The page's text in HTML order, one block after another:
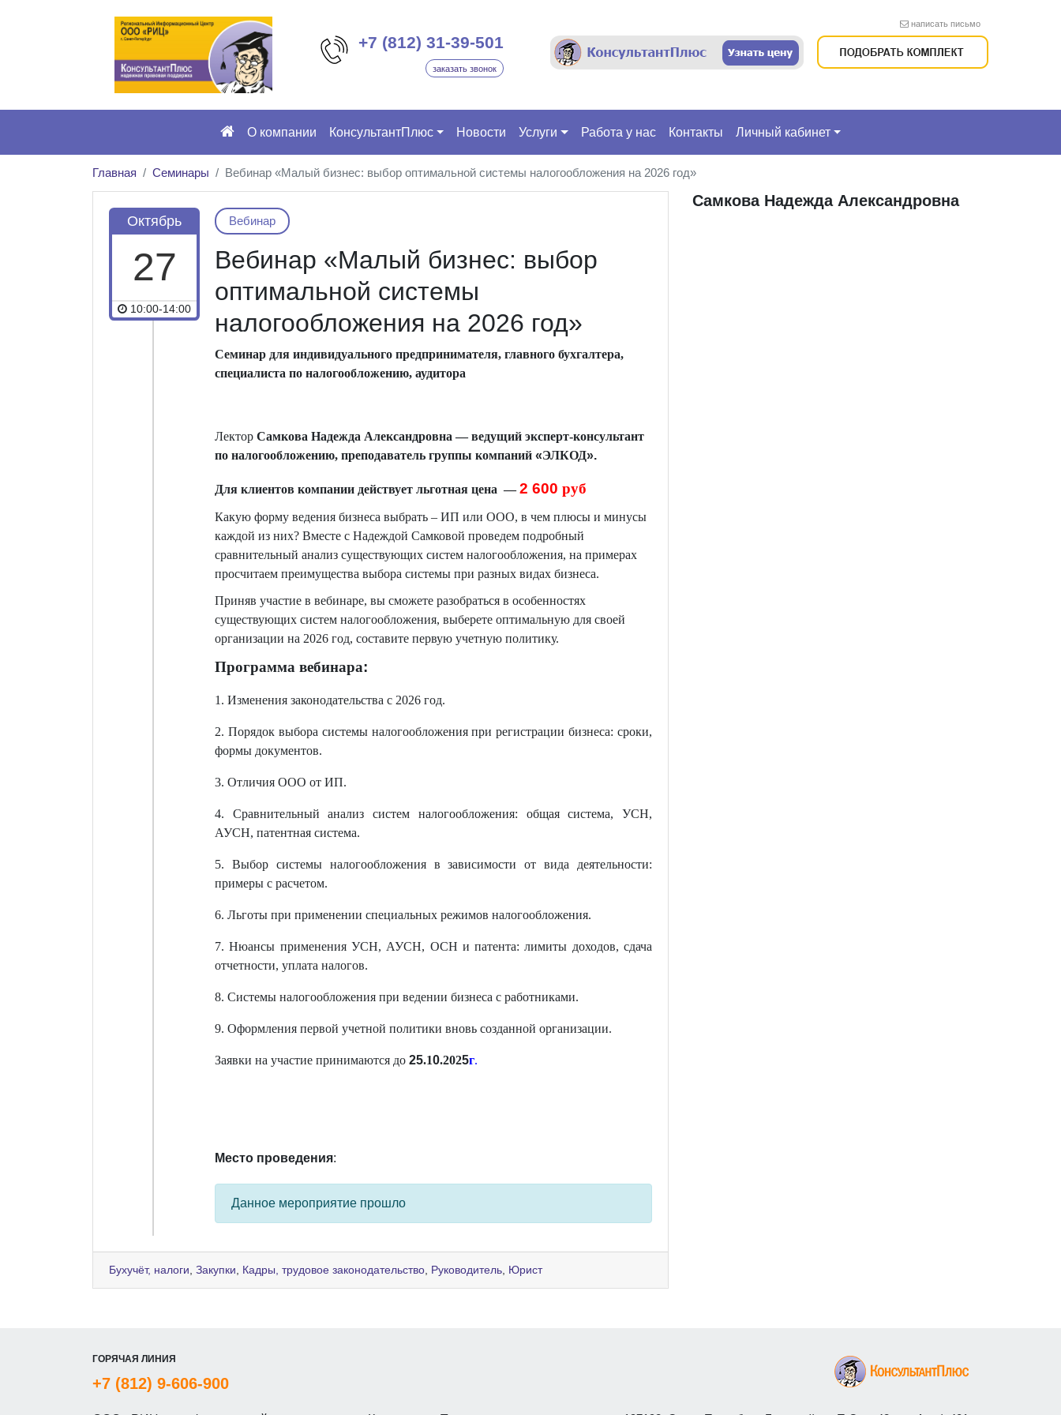
+7 (812) 31-39-501
заказать звонок
написать письмо
О компании КонсультантПлюс Новости Услуги Работа у нас Контакты Личный кабинет
Главная Семинары Вебинар «Малый бизнес: выбор оптимальной системы налогообложения на 2026 год»
Октябрь
27
10:00-14:00
Вебинар
Вебинар «Малый бизнес: выбор
оптимальной системы
налогообложения на 2026 год»
Cеминар для индивидуального предпринимателя, главного бухгалтера,
специалиста по налогообложению, аудитора
Лектор Самкова Надежда Александровна — ведущий эксперт-консультант
по налогообложению, преподаватель группы компаний «ЭЛКОД».
Для клиентов компании действует льготная цена —2 600 руб
Какую форму ведения бизнеса выбрать – ИП или ООО, в чем плюсы и минусы
каждой из них? Вместе с Надеждой Самковой проведем подробный
сравнительный анализ существующих систем налогообложения, на примерах
просчитаем преимущества выбора системы при разных видах бизнеса.
Приняв участие в вебинаре, вы сможете разобраться в особенностях
существующих систем налогообложения, выберете оптимальную для своей
организации на 2026 год, составите первую учетную политику.
Программа вебинара:
1. Изменения законодательства с 2026 год.
2. Порядок выбора системы налогообложения при регистрации бизнеса: сроки,
формы документов.
3. Отличия ООО от ИП.
4. Сравнительный анализ систем налогообложения: общая система, УСН,
АУСН, патентная система.
5. Выбор системы налогообложения в зависимости от вида деятельности:
примеры с расчетом.
6. Льготы при применении специальных режимов налогообложения.
7. Нюансы применения УСН, АУСН, ОСН и патента: лимиты доходов, сдача
отчетности, уплата налогов.
8. Системы налогообложения при ведении бизнеса с работниками.
9. Оформления первой учетной политики вновь созданной организации.
Заявки на участие принимаются до 25.10.2025г.
Место проведения:
Данное мероприятие прошло
Бухучёт, налоги Закупки Кадры, трудовое законодательство Руководитель Юрист
Самкова Надежда Александровна
ГОРЯЧАЯ ЛИНИЯ
+7 (812) 9-606-900